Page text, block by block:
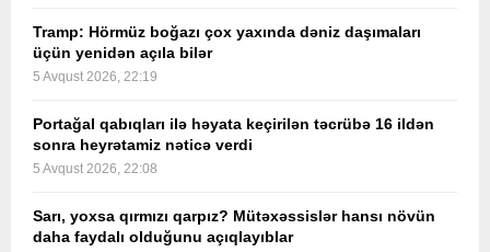
Tramp: Hörmüz boğazı çox yaxında dəniz daşımaları
üçün yenidən açıla bilər
5 Avqust 2026, 22:19
Portağal qabıqları ilə həyata keçirilən təcrübə 16 ildən
sonra heyrətamiz nəticə verdi
5 Avqust 2026, 22:08
Sarı, yoxsa qırmızı qarpız? Mütəxəssislər hansı növün
daha faydalı olduğunu açıqlayıblar